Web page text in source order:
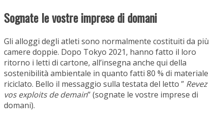
Sognate le vostre imprese di domani
Gli alloggi degli atleti sono normalmente costituiti da più
camere doppie. Dopo Tokyo 2021, hanno fatto il loro
ritorno i letti di cartone, all’insegna anche qui della
sostenibilità ambientale in quanto fatti 80 % di materiale
riciclato. Bello il messaggio sulla testata del letto ” Revez
vos exploits de demain” (sognate le vostre imprese di
domani).